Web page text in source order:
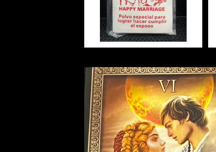
戌 Dog
20%OFF